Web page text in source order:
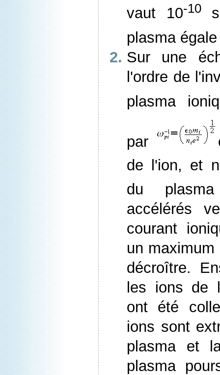
vaut 10-10s
plasma
Sur une
l'ordre de
plasma
par
de l'ion, et n
du
accélérés
courant
un
décroître.
les ions de
ont été
ions sont
plasma et
plasma